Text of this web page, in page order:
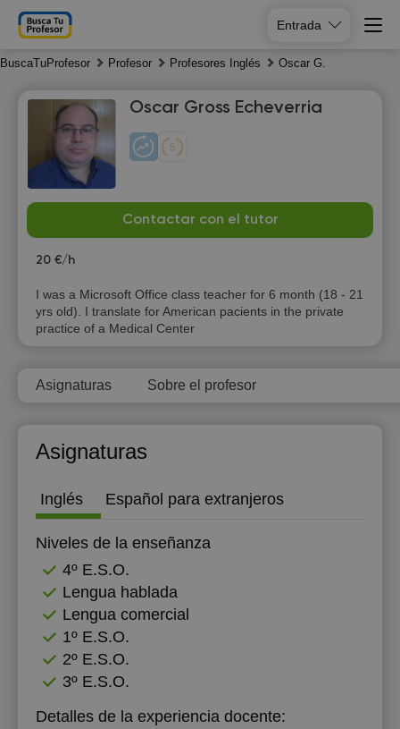
Entrada
BuscaTuProfesor Profesor Profesores Inglés Oscar G.
Oscar Gross Echeverria
Contactar con el tutor
20 €/h
I was a Microsoft Office class teacher for 6 month (18 - 21
yrs old). I translate for American pacients in the private
practice of a Medical Center
Asignaturas Sobre el profesor
Asignaturas
Inglés Español para extranjeros
Niveles de la enseñanza
4º E.S.O.
Lengua hablada
Lengua comercial
1º E.S.O.
2º E.S.O.
3º E.S.O.
Detalles de la experiencia docente:
7
Sa
8
Su
9
10